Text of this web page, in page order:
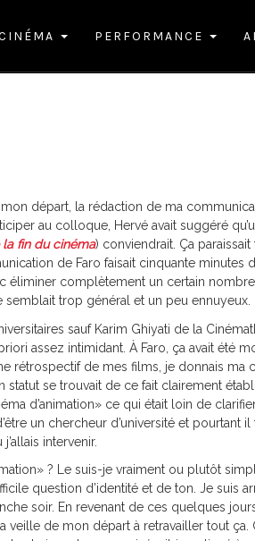
PERFORMANCE
départ, la rédaction de ma
au colloque, Hervé avait suggéré
la fin du cinéma) conviendrait. Ça
de Faro faisait cinquante minutes
complètement un certain nombre
trop général et un peu ennuyeux.
sauf Karim Ghiyati de la
assez intimidant. À Faro, ça avait été
rétrospectif de mes films, je donnais ma
se trouvait de ce fait clairement
d’animation» ce qui était loin de
un chercheur d’université et pourtant
intervenir.
? Le suis-je vraiment ou plutôt
question d’identité et de ton. Je suis
soir. En revenant de ces quelques
veille de mon départ à retravailler tout ça.